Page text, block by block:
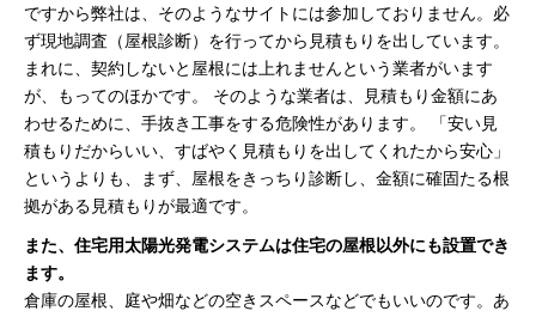
ですから弊社は、そのようなサイトには参加しておりません。必
ず現地調査（屋根診断）を行ってから見積もりを出しています。
まれに、契約しないと屋根には上れませんという業者がいます
が、もってのほかです。 そのような業者は、見積もり金額にあ
わせるために、手抜き工事をする危険性があります。 「安い見
積もりだからいい、すばやく見積もりを出してくれたから安心」
というよりも、まず、屋根をきっちり診断し、金額に確固たる根
拠がある見積もりが最適です。
また、住宅用太陽光発電システムは住宅の屋根以外にも設置でき
ます。
倉庫の屋根、庭や畑などの空きスペースなどでもいいのです。あ